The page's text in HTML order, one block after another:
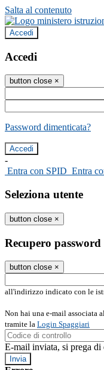
Salta al contenuto
Accedi
Accedi
button close ×
Password dimenticata?
-
Entra con SPID Entra
Seleziona utente
button close ×
Recupero password
button close ×
all'indirizzo indicato con le
Non hai una e-mail associata
tramite la Login Spaggiari
E-mail inviata, si prega di